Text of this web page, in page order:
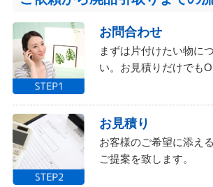
お問合わせ
まずは片付けたい物に
い。お見積りだけでも
お見積り
お客様のご希望に添え
ご提案を致します。